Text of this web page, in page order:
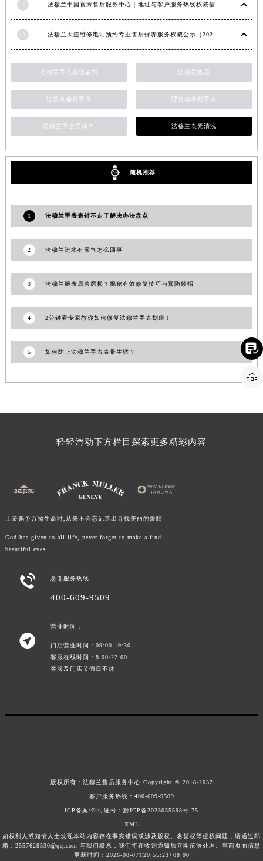
12
13
法穆兰手表真伪鉴别 法穆兰售后
法兰克穆勒手表 理查德米勒手表
法穆兰手全面保养 法穆兰表壳清洗
随机推荐
1 法穆兰手表表针不走了解决办法盘点
2 法穆兰进水有雾气怎么回事
3 法穆兰腕表后盖磨损？揭秘有效修复技巧与预防妙招
4 2分钟看专家教你如何修复法穆兰手表划痕！
5 如何防止法穆兰手表表带生锈？
轻轻滑动下方栏目探索更多精彩内容
上帝赐予万物生命时,从来不会忘记造出寻找美丽的眼睛
God has given to all life, never forget to make a find
beautiful eyes
 总部服务热线
400-609-9509

营业时间：
门店营业时间：09:00-19:30
客服在线时间：8:00-22:00
客服及门店节假日不休
版权所有： 法穆兰售后服务中心 Copyright © 2018-2032
客户服务热线： 400-609-9509
ICP备案/许可证号：黔ICP备2025055598号-75
XML
如权利人或知情人士发现本站内容存在事实错误或涉及版权、名誉权等侵权问题，请通过邮
箱：2557628530@qq.com 与我们联系，我们将在收到通知后立即依法处理。当前页面信息
更新时间：2026-08-07T20:55:23+08:00

